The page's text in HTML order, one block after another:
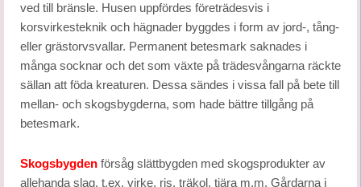
ved till bränsle. Husen uppfördes företrädesvis i
korsvirkesteknik och hägnader byggdes i form av jord-, tång-
eller grästorvsvallar. Permanent betesmark saknades i
många socknar och det som växte på trädesvångarna räckte
sällan att föda kreaturen. Dessa sändes i vissa fall på bete till
mellan- och skogsbygderna, som hade bättre tillgång på
betesmark.
Skogsbygden försåg slättbygden med skogsprodukter av
allehanda slag, t.ex. virke, ris, träkol, tjära m.m. Gårdarna i